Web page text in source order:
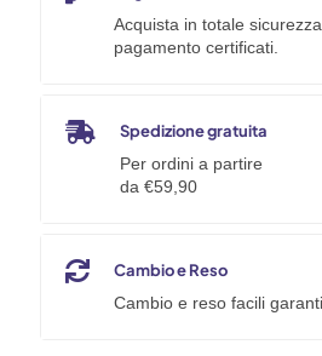
Acquista in totale
pagamento certificati.
Spedizione gratuita
Per ordini a partire
da €59,90
Cambio e Reso
Cambio e reso facili